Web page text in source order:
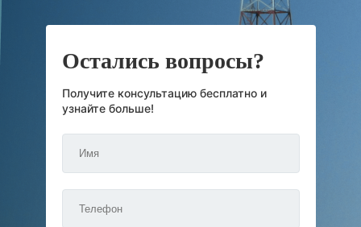
Остались вопросы?
Получите консультацию бесплатно и
узнайте больше!